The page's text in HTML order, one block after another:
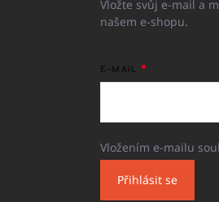
Vložte svůj e-mail a
našem e-shopu.
E-MAIL
Vložením e-mailu
Přihlásit se